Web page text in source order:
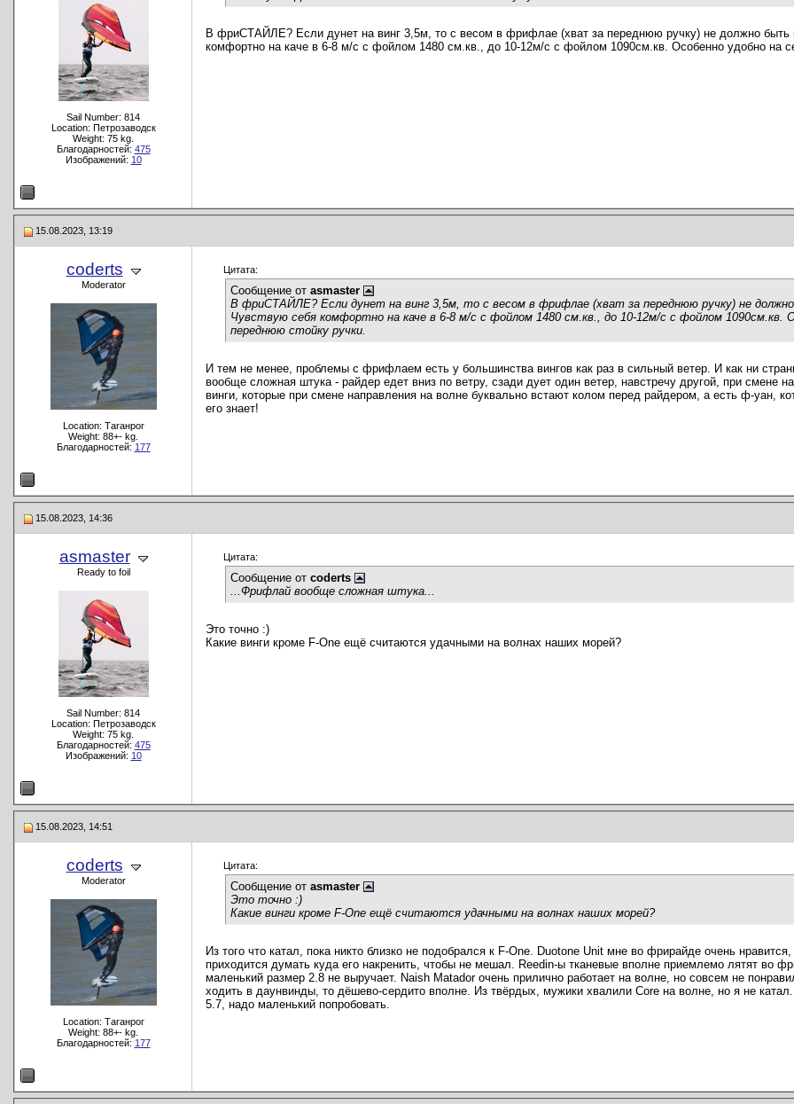
Sail Number: 814
Location: Петрозаводск
Weight: 75 kg.
Благодарностей: 475
Изображений: 10
В фриСТАЙЛЕ? Если дунет на винг 3,5м, то с весом в фрифлае (хват за переднюю ручку) не должно
комфортно на каче в 6-8 м/с с фойлом 1480 см.кв., до 10-12м/с с фойлом 1090см.кв. Особенно удобно на
15.08.2023, 13:19
coderts
Moderator
Location: Таганрог
Weight: 88+- kg.
Благодарностей: 177
Цитата:
Сообщение от asmaster
В фриСТАЙЛЕ? Если дунет на винг 3,5м, то с весом в фрифлае (хват за переднюю ручку) не
Чувствую себя комфортно на каче в 6-8 м/с с фойлом 1480 см.кв., до 10-12м/с с фойлом 1090см.кв.
переднюю стойку ручки.
И тем не менее, проблемы с фрифлаем есть у большинства вингов как раз в сильный ветер. И как ни
вообще сложная штука - райдер едет вниз по ветру, сзади дует один ветер, навстречу другой, при смене
винги, которые при смене направления на волне буквально встают колом перед райдером, а есть ф-уан,
его знает!
15.08.2023, 14:36
asmaster
Ready to foil
Sail Number: 814
Location: Петрозаводск
Weight: 75 kg.
Благодарностей: 475
Изображений: 10
Цитата:
Сообщение от coderts
...Фрифлай вообще сложная штука...
Это точно :)
Какие винги кроме F-One ещё считаются удачными на волнах наших морей?
15.08.2023, 14:51
coderts
Moderator
Location: Таганрог
Weight: 88+- kg.
Благодарностей: 177
Цитата:
Сообщение от asmaster
Это точно :)
Какие винги кроме F-One ещё считаются удачными на волнах наших морей?
Из того что катал, пока никто близко не подобрался к F-One. Duotone Unit мне во фрирайде очень
приходится думать куда его накренить, чтобы не мешал. Reedin-ы тканевые вполне приемлемо лятят во
маленький размер 2.8 не выручает. Naish Matador очень прилично работает на волне, но совсем не
ходить в даунвинды, то дёшево-сердито вполне. Из твёрдых, мужики хвалили Core на волне, но я не
5.7, надо маленький попробовать.